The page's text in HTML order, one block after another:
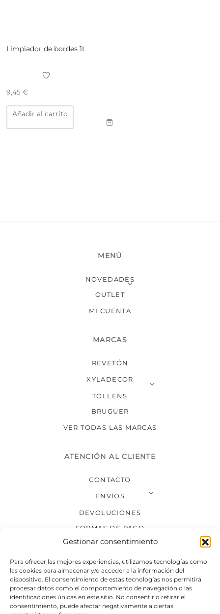
Gestionar consentimiento
Para ofrecer las mejores experiencias, utilizamos tecnologías como
las cookies para almacenar y/o acceder a la información del
dispositivo. El consentimiento de estas tecnologías nos permitirá
procesar datos como el comportamiento de navegación o las
identificaciones únicas en este sitio. No consentir o retirar el
consentimiento, puede afectar negativamente a ciertas
Limpiador de bordes 1L
9,45 €
Añadir al carrito
MENÚ
NOVEDADES
OUTLET
MI CUENTA
MARCAS
REVETÓN
XYLADECOR
TOLLENS
BRUGUER
VER TODAS LAS MARCAS
ATENCIÓN AL CLIENTE
CONTACTO
ENVÍOS
DEVOLUCIONES
FORMAS DE PAGO
SÍGUENOS